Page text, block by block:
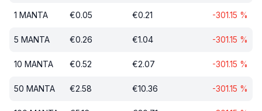
1 MANTA €0.05 €0.21 -301.15 %
5 MANTA €0.26 €1.04 -301.15 %
10 MANTA €0.52 €2.07 -301.15 %
50 MANTA €2.58 €10.36 -301.15 %